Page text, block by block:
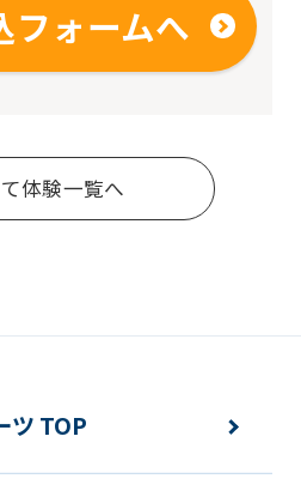
フォームへ
体験一覧へ
ツ TOP